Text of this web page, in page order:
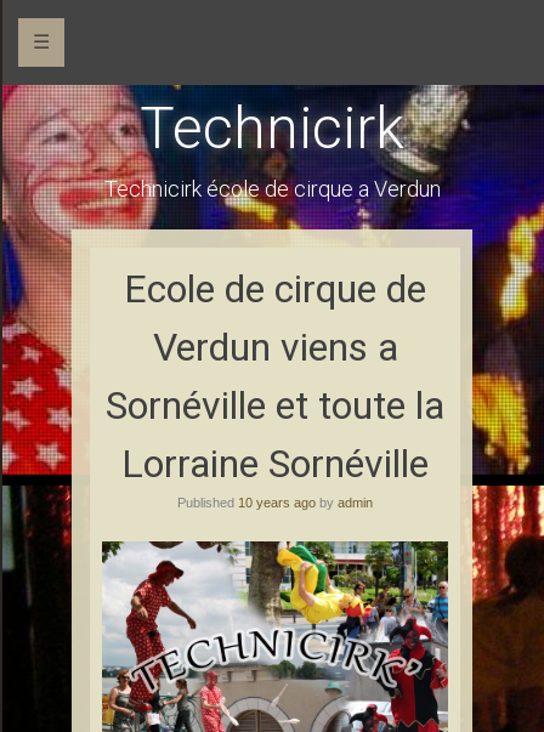
☰
Technicirk
Technicirk école de cirque a Verdun
Ecole de cirque de
Verdun viens a
Sornéville et toute la
Lorraine Sornéville
Published 10 years ago by admin